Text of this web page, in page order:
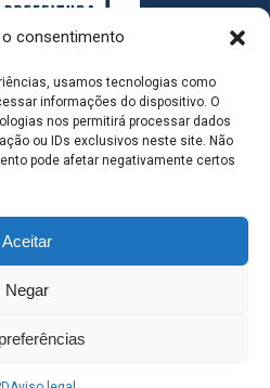
o consentimento
usamos tecnologias como
informações do dispositivo. O
nos permitirá processar dados
ou IDs exclusivos neste site. Não
pode afetar negativamente certos
Aceitar
Negar MUNICIPAL - Avenida